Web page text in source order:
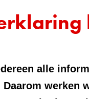
alle
werken